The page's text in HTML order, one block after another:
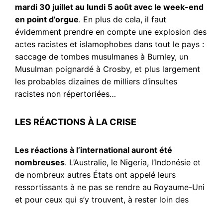
mardi 30 juillet au lundi 5 août avec le week-end
en point d’orgue. En plus de cela, il faut
évidemment prendre en compte une explosion des
actes racistes et islamophobes dans tout le pays :
saccage de tombes musulmanes à Burnley, un
Musulman poignardé à Crosby, et plus largement
les probables dizaines de milliers d’insultes
racistes non répertoriées…
LES RÉACTIONS À LA CRISE
Les réactions à l’international auront été
nombreuses. L’Australie, le Nigeria, l’Indonésie et
de nombreux autres États ont appelé leurs
ressortissants à ne pas se rendre au Royaume-Uni
et pour ceux qui s’y trouvent, à rester loin des